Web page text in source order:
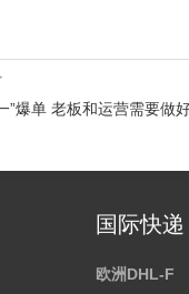
”爆单 老板和运营需要做
国际快递
欧洲DHL-F